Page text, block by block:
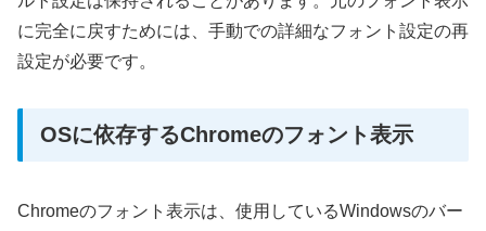
に完全に戻すためには、手動での詳細なフォント設定の再
設定が必要です。
OSに依存するChromeのフォント表示
Chromeのフォント表示は、使用しているWindowsのバー